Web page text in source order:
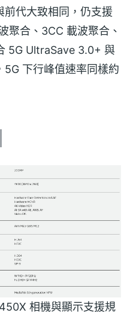
前代大致相同，仍支援
聚合、3CC 載波聚合、
5G UltraSave 3.0+ 與
下行峰值速率同樣約
相機與顯示支援規